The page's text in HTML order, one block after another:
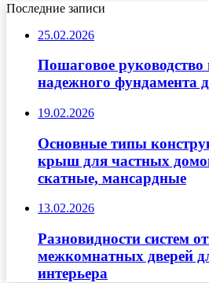
Последние записи
25.02.2026
Пошаговое руководство
надежного фундамента
19.02.2026
Основные типы
крыш для частных
скатные, мансардные
13.02.2026
Разновидности систем
межкомнатных дверей
интерьера